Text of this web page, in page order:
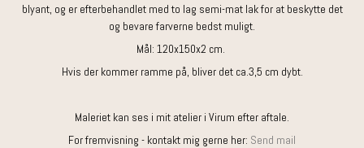
blyant, og er efterbehandlet med to lag semi-mat lak for at beskytte det
og bevare farverne bedst muligt.
Mål: 120x150x2 cm.
Hvis der kommer ramme på, bliver det ca.3,5 cm dybt.
Maleriet kan ses i mit atelier i Virum efter aftale.
For fremvisning - kontakt mig gerne her: Send mail